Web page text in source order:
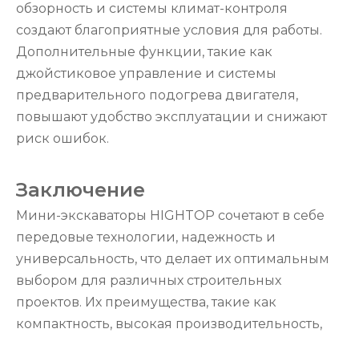
обзорность и системы климат-контроля
создают благоприятные условия для работы.
Дополнительные функции, такие как
джойстиковое управление и системы
предварительного подогрева двигателя,
повышают удобство эксплуатации и снижают
риск ошибок.
Заключение
Мини-экскаваторы HIGHTOP сочетают в себе
передовые технологии, надежность и
универсальность, что делает их оптимальным
выбором для различных строительных
проектов. Их преимущества, такие как
компактность, высокая производительность,